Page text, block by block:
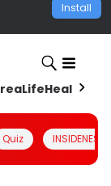
Install
LifeHealth
Quiz INSIDENESIA